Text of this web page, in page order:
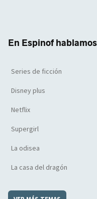
En Espinof
Series de ficción
Disney plus
Netflix
Supergirl
La odisea
La casa del dragón